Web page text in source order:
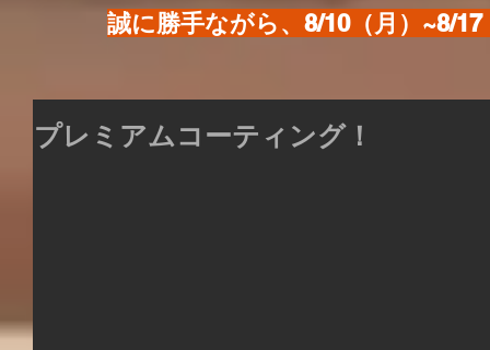
誠に勝手ながら、8/10（月）~8/
プレミアムコーティング！